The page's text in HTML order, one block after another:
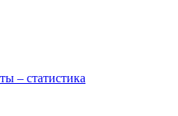
– статистика